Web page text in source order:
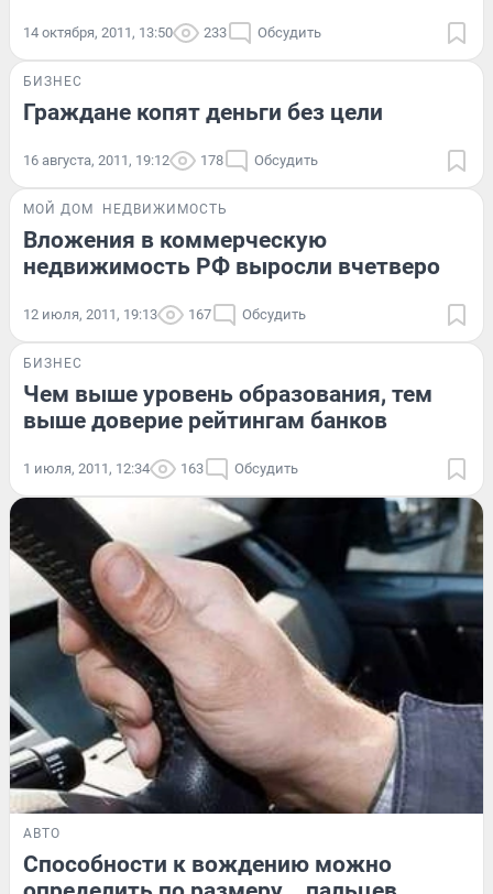
14 октября, 2011, 13:50 233 Обсудить
БИЗНЕС
Граждане копят деньги без цели
16 августа, 2011, 19:12 178 Обсудить
МОЙ ДОМ НЕДВИЖИМОСТЬ
Вложения в коммерческую
недвижимость РФ выросли вчетверо
12 июля, 2011, 19:13 167 Обсудить
БИЗНЕС
Чем выше уровень образования, тем
выше доверие рейтингам банков
1 июля, 2011, 12:34 163 Обсудить
АВТО
Способности к вождению можно